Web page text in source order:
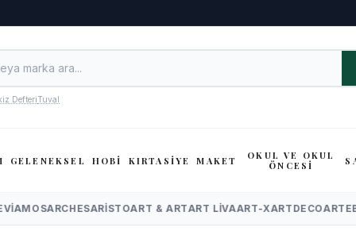
DefteriTuval
GELENEKSEL HOBİ KIRTASİYE MAKET
OKUL VE OKUL
ÖNCESİ
AMOSARCHESARISTOART & ARTART LIVAART-XARTDECO